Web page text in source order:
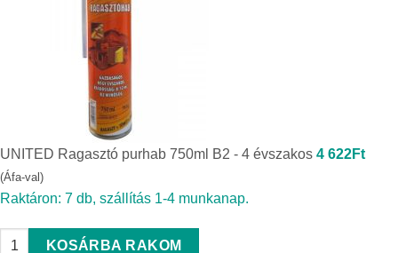
UNITED Ragasztó purhab 750ml B2 - 4 évszakos 4 622Ft
(Áfa-val)
Raktáron: 7 db, szállítás 1-4 munkanap.
UNITED Ragasztó purhab 750ml B2 - 4 évszakos quantity
KOSÁRBA RAKOM